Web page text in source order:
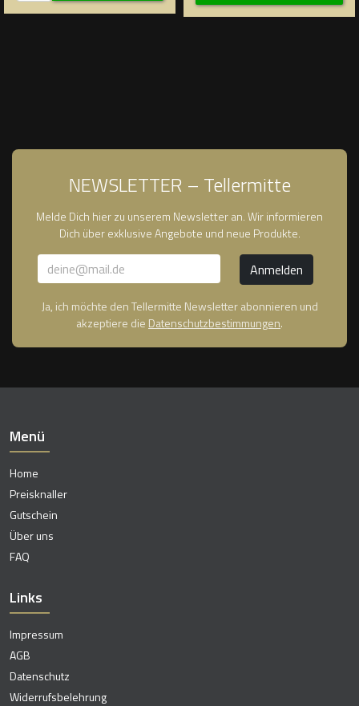
NEWSLETTER – Tellermitte
Melde Dich hier zu unserem Newsletter an. Wir informieren
Dich über exklusive Angebote und neue Produkte.
Ja, ich möchte den Tellermitte Newsletter abonnieren und
akzeptiere die Datenschutzbestimmungen.
Menü
Home
Preisknaller
Gutschein
Über uns
FAQ
Links
Impressum
AGB
Datenschutz
Widerrufsbelehrung